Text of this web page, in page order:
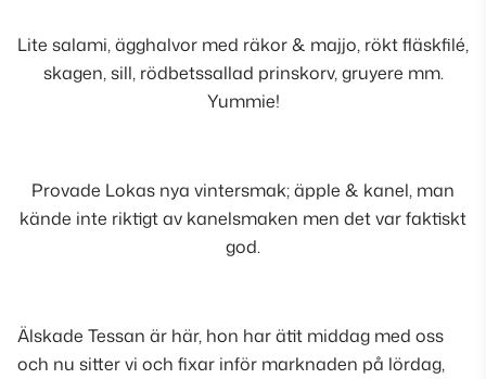
Lite salami, ägghalvor med räkor & majjo, rökt fläskfilé,
skagen, sill, rödbetssallad prinskorv, gruyere mm.
Yummie!
Provade Lokas nya vintersmak; äpple & kanel, man
kände inte riktigt av kanelsmaken men det var faktiskt
god.
Älskade Tessan är här, hon har ätit middag med oss
och nu sitter vi och fixar inför marknaden på lördag,